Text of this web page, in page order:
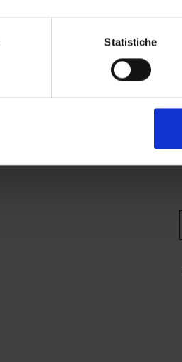
Statistiche